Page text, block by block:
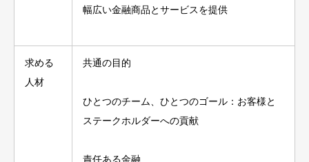
幅広い金融商品とサービスを提供
求める
人材
共通の目的
ひとつのチーム、ひとつのゴール：お客様と
ステークホルダーへの貢献
責任ある金融